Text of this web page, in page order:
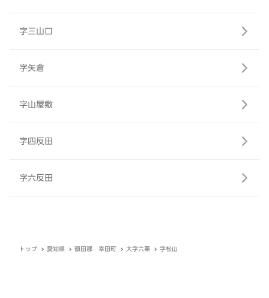
字三山口
字矢倉
字山屋敷
字四反田
字六反田
トップ 愛知県 額田郡 幸田町 大字六栗 字松山